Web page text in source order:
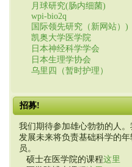
月球研究(肠内细菌)
wpi-bio2q
国际领先研究（新网站）)
凯奥大学医学院
日本神经科学学会
日本生理学协会
乌里四（暂时护理）
招募!
我们期待参加雄心勃勃的人
发展未来将负责基础科学的年
员。
硕士在医学院的课程这里